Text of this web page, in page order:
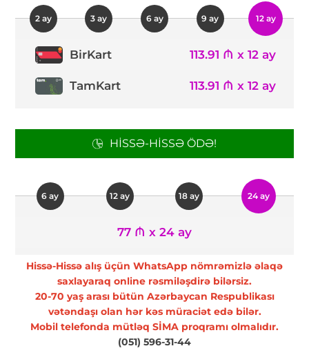
2 ay 3 ay 6 ay 9 ay 12 ay
BirKart 113.91 ₼ x 12 ay
TamKart 113.91 ₼ x 12 ay
HISSƏ-HISSƏ ÖDƏ!
6 ay 12 ay 18 ay 24 ay
77 ₼ x 24 ay
Hissə-Hissə alış üçün WhatsApp nömrəmizlə əlaqə
saxlayaraq online rəsmiləşdirə bilərsiz.
20-70 yaş arası bütün Azərbaycan Respublikası
vətəndaşı olan hər kəs müraciət edə bilər.
Mobil telefonda mütləq SİMA proqramı olmalıdır.
(051) 596-31-44